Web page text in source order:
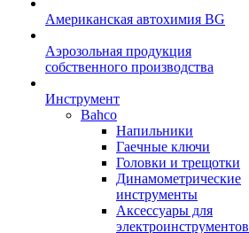
Американская автохимия BG
Аэрозольная продукция
собственного производства
Инструмент
Bahco
Напильники
Гаечные ключи
Головки и трещотки
Динамометрические
инструменты
Аксессуары для
электроинструментов